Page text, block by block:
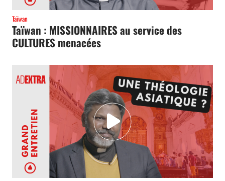
Taïwan
Taïwan : MISSIONNAIRES au service des
CULTURES menacées